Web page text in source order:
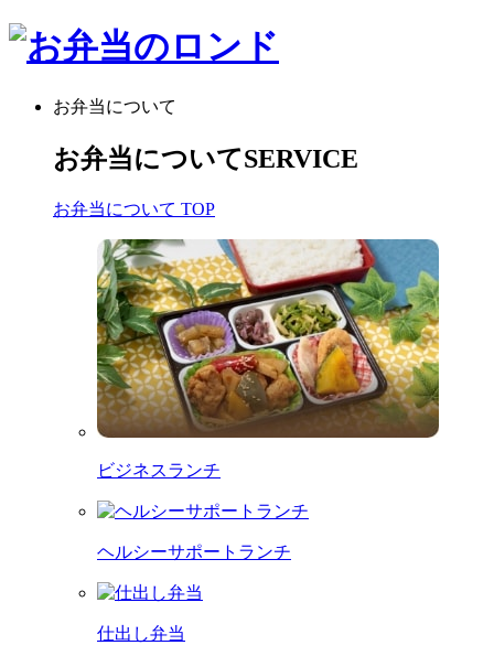
お弁当について
お弁当についてSERVICE
お弁当について TOP
ビジネスランチ
ヘルシーサポートランチ
仕出し弁当